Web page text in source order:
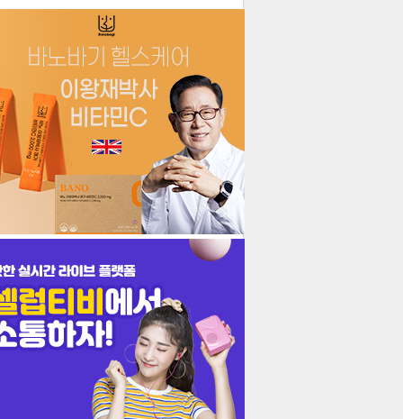
더보기
포토